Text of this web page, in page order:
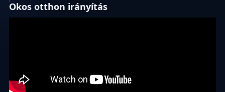
Okos otthon irányítás